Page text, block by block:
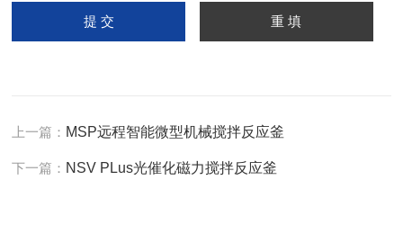
上一篇： MSP远程智能微型机械搅拌反应釜
下一篇： NSV PLus光催化磁力搅拌反应釜